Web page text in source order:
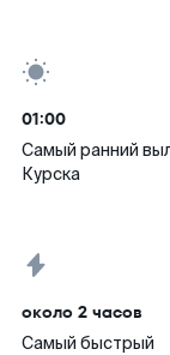
01:00
Самый ранний
Курска
около 2 часов
Самый быстрый